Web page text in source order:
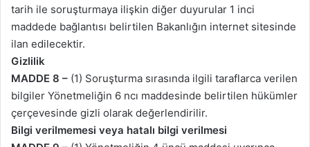
tarih ile soruşturmaya ilişkin diğer duyurular 1 inci
maddede bağlantısı belirtilen Bakanlığın internet sitesinde
ilan edilecektir.
Gizlilik
MADDE 8 – (1) Soruşturma sırasında ilgili taraflarca verilen
bilgiler Yönetmeliğin 6 ncı maddesinde belirtilen hükümler
çerçevesinde gizli olarak değerlendirilir.
Bilgi verilmemesi veya hatalı bilgi verilmesi